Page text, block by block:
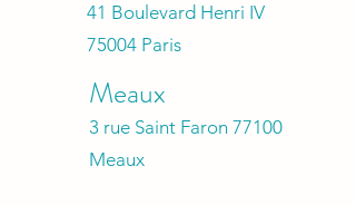
41 Boulevard Henri IV
75004 Paris
Meaux
3 rue Saint Faron 77100
Meaux